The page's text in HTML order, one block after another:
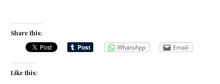
Share this:
WhatsApp Email
Like this: